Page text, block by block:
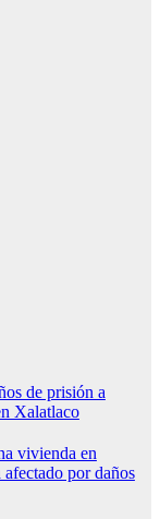
de prisión a
Xalatlaco
vivienda en
por daños